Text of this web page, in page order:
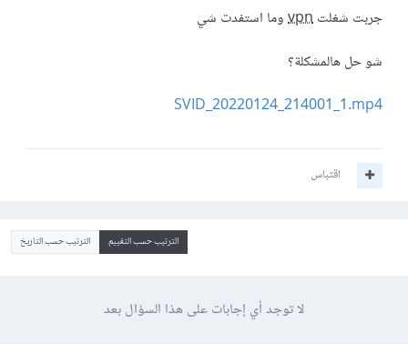
جربت شغلتvpnوما استفدت شي
شو حل هالمشكلة؟
SVID_20220124_214001_1.mp4
اقتباس
الترتيب حسب التقييم الترتيب حسب التاريخ
لا توجد أي إجابات على هذا السؤال بعد